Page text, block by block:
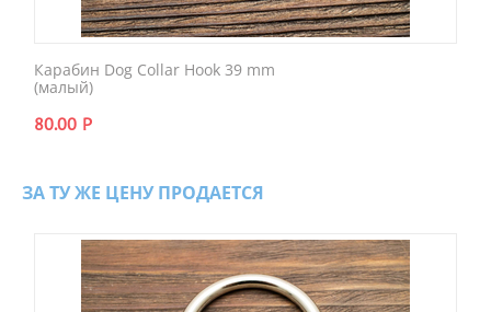
Карабин Dog Collar Hook 39 mm
(малый)
80.00 Р
ЗА ТУ ЖЕ ЦЕНУ ПРОДАЕТСЯ